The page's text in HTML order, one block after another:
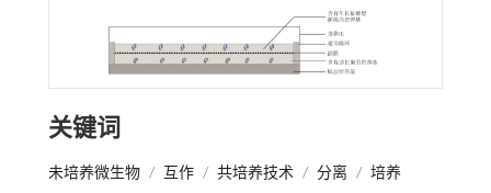
关键词
未培养微生物 / 互作 / 共培养技术 / 分离 / 培养